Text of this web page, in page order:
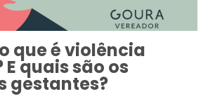
que é violência
quais são os
gestantes?